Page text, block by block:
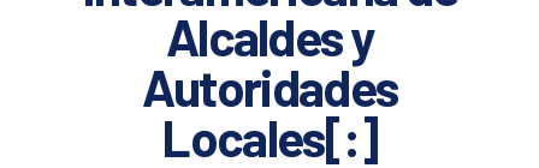
Alcaldes y
Autoridades
Locales[:]